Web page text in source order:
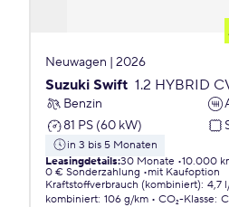
Neuwagen | 2026
Suzuki Swift 1.2 HYBRID
Benzin
81 PS (60 kW)
in 3 bis 5 Monaten
Leasingdetails:30 Monate 10.000
0 € Sonderzahlung
mit Kaufoption
Kraftstoffverbrauch (kombiniert): 4,7
kombiniert: 106 g/km CO₂-Klasse: C